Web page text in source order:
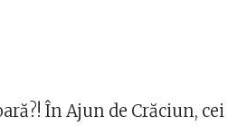
În Ajun de Crăciun, cei